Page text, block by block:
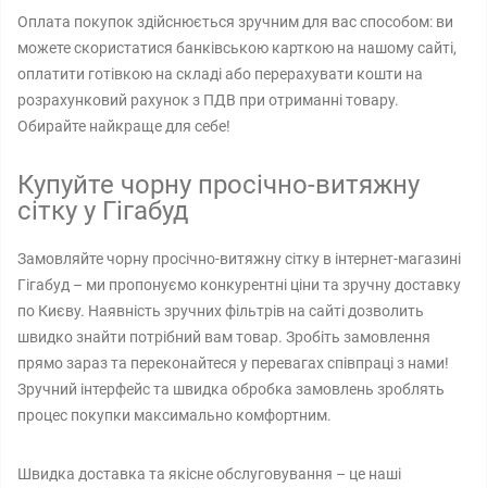
Оплата покупок здійснюється зручним для вас способом: ви
можете скористатися банківською карткою на нашому сайті,
оплатити готівкою на складі або перерахувати кошти на
розрахунковий рахунок з ПДВ при отриманні товару.
Обирайте найкраще для себе!
Купуйте чорну просічно-витяжну
сітку у Гігабуд
Замовляйте чорну просічно-витяжну сітку в інтернет-магазині
Гігабуд – ми пропонуємо конкурентні ціни та зручну доставку
по Києву. Наявність зручних фільтрів на сайті дозволить
швидко знайти потрібний вам товар. Зробіть замовлення
прямо зараз та переконайтеся у перевагах співпраці з нами!
Зручний інтерфейс та швидка обробка замовлень зроблять
процес покупки максимально комфортним.
Швидка доставка та якісне обслуговування – це наші